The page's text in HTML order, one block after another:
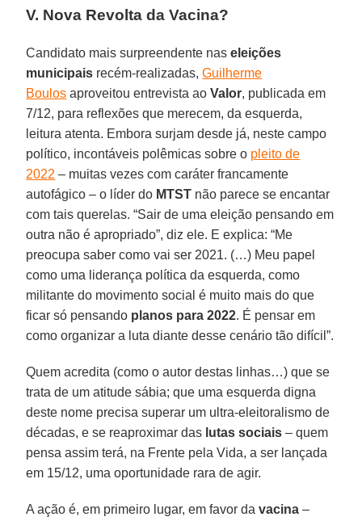
V. Nova Revolta da Vacina?
Candidato mais surpreendente naseleições
municipais recém-realizadas,Guilherme
Boulos aproveitou entrevista aoValor, publicada em
7/12, para reflexões que merecem, da esquerda,
leitura atenta. Embora surjam desde já, neste campo
político, incontáveis polêmicas sobre o pleito de
2022 – muitas vezes com caráter francamente
autofágico – o líder do MTST não parece se encantar
com tais querelas. “Sair de uma eleição pensando em
outra não é apropriado”, diz ele. E explica: “Me
preocupa saber como vai ser 2021. (…) Meu papel
como uma liderança política da esquerda, como
militante do movimento social é muito mais do que
ficar só pensando planos para 2022. É pensar em
como organizar a luta diante desse cenário tão difícil”.
Quem acredita (como o autor destas linhas…) que se
trata de um atitude sábia; que uma esquerda digna
deste nome precisa superar um ultra-eleitoralismo de
décadas, e se reaproximar das lutas sociais – quem
pensa assim terá, na Frente pela Vida, a ser lançada
em 15/12, uma oportunidade rara de agir.
A ação é, em primeiro lugar, em favor davacina –